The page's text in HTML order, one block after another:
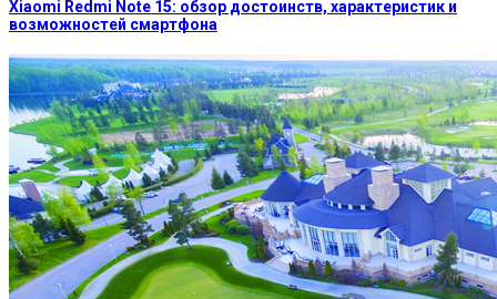
Xiaomi Redmi Note 15: обзор достоинств, характеристик и
возможностей смартфона